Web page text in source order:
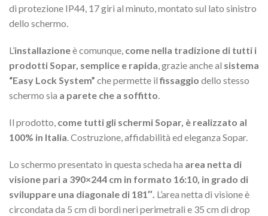
di protezione IP44, 17 giri al minuto, montato sul lato sinistro
dello schermo.
L’installazioneè comunque, come nella tradizione di tutti i
prodotti Sopar, semplice e rapida, grazie anche al sistema
“Easy Lock System” che permette ilfissaggio dello stesso
schermo sia a parete che a soffitto.
Il prodotto, come tutti gli schermi Sopar, è realizzato al
100% in Italia. Costruzione, affidabilità ed eleganza Sopar.
Lo schermo presentato in questa scheda ha area netta di
visione pari a 390×244 cm in formato 16:10, in grado di
sviluppare una diagonale di 181″. L’area netta di visione è
circondata da 5 cm di bordi neri perimetrali e 35 cm di drop